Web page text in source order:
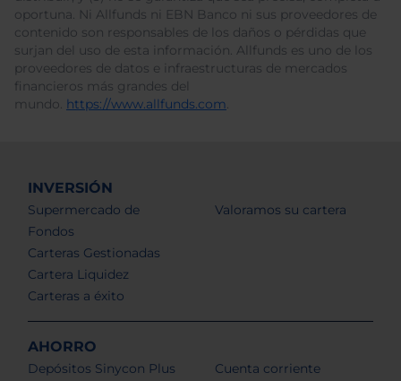
oportuna. Ni Allfunds ni EBN Banco ni sus proveedores de
contenido son responsables de los daños o pérdidas que
surjan del uso de esta información. Allfunds es uno de los
proveedores de datos e infraestructuras de mercados
financieros más grandes del
mundo. https://www.allfunds.com.
INVERSIÓN
Supermercado de
Fondos
Carteras Gestionadas
Cartera Liquidez
Carteras a éxito
Valoramos su cartera
AHORRO
Depósitos Sinycon Plus
Cuenta corriente